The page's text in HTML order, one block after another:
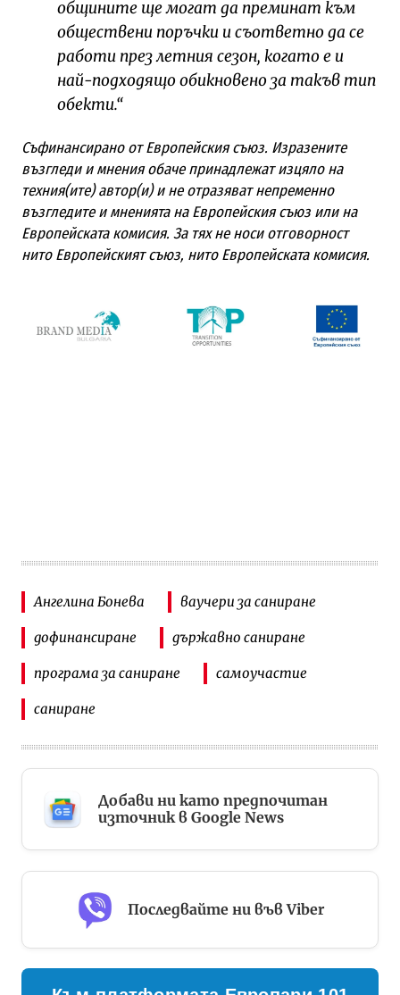
общините ще могат да преминат към
обществени поръчки и съответно да се
работи през летния сезон, когато е и
най-подходящо обикновено за такъв тип
обекти.“
Съфинансирано от Европейския съюз. Изразените
възгледи и мнения обаче принадлежат изцяло на
техния(ите) автор(и) и не отразяват непременно
възгледите и мненията на Европейския съюз или на
Европейската комисия. За тях не носи отговорност
нито Европейският съюз, нито Европейската комисия.
Ангелина Бонева ваучери за саниране
дофинансиране държавно саниране
програма за саниране самоучастие
саниране
Добави ни като предпочитан
източник в Google News
Последвайте ни във Viber